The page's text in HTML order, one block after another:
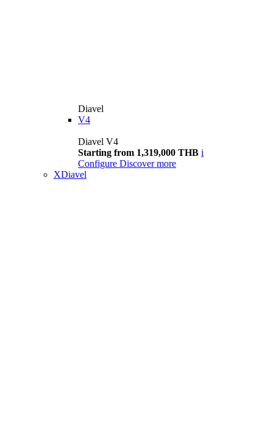
Diavel
V4
Diavel V4
Starting from 1,319,000 THB i
Configure Discover more
XDiavel